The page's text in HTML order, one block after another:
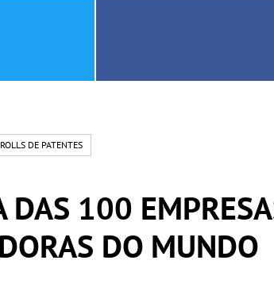
DE PATENTES
DAS 100
DO MUNDO